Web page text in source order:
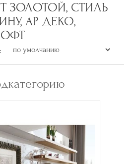
ЗОЛОТОЙ, СТИЛЬ
АР ДЕКО,